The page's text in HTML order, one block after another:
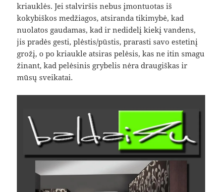
kriauklės. Jei stalviršis nebus įmontuotas iš
kokybiškos medžiagos, atsiranda tikimybė, kad
nuolatos gaudamas, kad ir nedidelį kiekį vandens,
jis pradės gesti, plėstis/pūstis, prarasti savo estetinį
grožį, o po kriaukle atsiras pelėsis, kas ne itin smagu
žinant, kad pelėsinis grybelis nėra draugiškas ir
mūsų sveikatai.